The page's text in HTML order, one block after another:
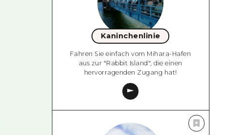
Kaninchenlinie
Fahren Sie einfach vom Mihara-Hafen
aus zur "Rabbit Island", die einen
hervorragenden Zugang hat!